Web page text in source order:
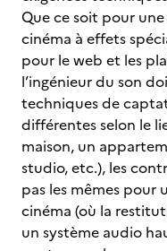
Que ce soit pour
cinéma à effets
pour le web et les
l’ingénieur du son
techniques de
différentes selon le
maison, un
studio, etc.), les
pas les mêmes pour
cinéma (où la
un système audio